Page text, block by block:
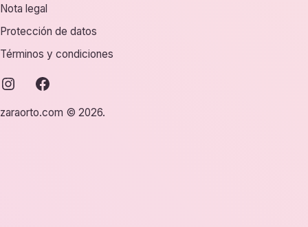
zaraorto.com © 2026.
Nota legal
Protección de datos
Términos y condiciones
instagram